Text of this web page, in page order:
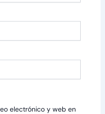
electrónico y web en